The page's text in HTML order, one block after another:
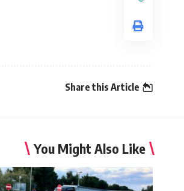
Share this Article
You Might Also Like